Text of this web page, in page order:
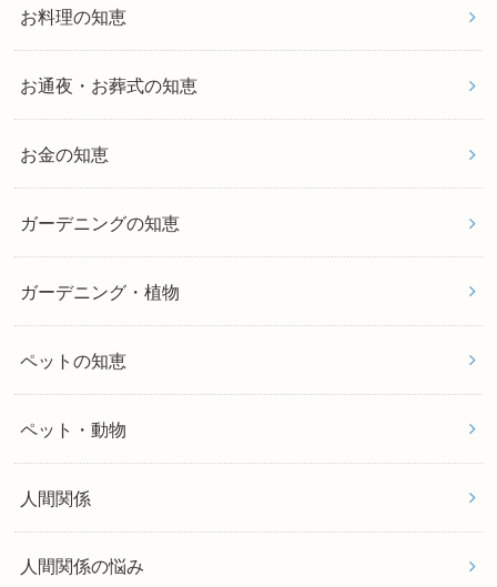
お料理の知恵
お通夜・お葬式の知恵
お金の知恵
ガーデニングの知恵
ガーデニング・植物
ペットの知恵
ペット・動物
人間関係
人間関係の悩み